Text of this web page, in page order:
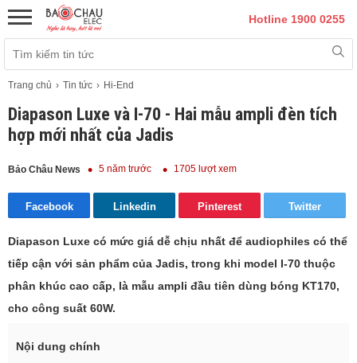
Hotline 1900 0255
Trang chủ Tin tức Hi-End
Diapason Luxe và I-70 - Hai mẫu ampli đèn tích
hợp mới nhất của Jadis
Bảo Châu News 5 năm trước 1705 lượt xem
Facebook Linkedin Pinterest Twitter
Diapason Luxe có mức giá dễ chịu nhất để audiophiles có thể
tiếp cận với sản phẩm của Jadis, trong khi model I-70 thuộc
phân khúc cao cấp, là mẫu ampli đầu tiên dùng bóng KT170,
cho công suất 60W.
Nội dung chính